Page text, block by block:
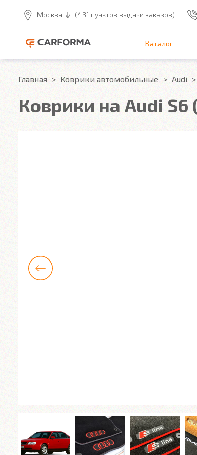
Москва (431 пунктов выдачи заказов)
Каталог
Главная Коврики автомобильные Audi
Коврики на Audi S6